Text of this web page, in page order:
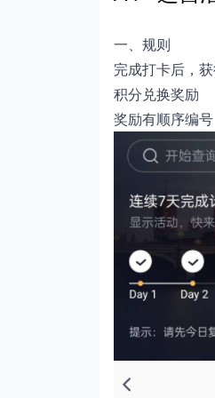
一、规则
完成打卡后，
积分兑换奖励
奖励有顺序编号